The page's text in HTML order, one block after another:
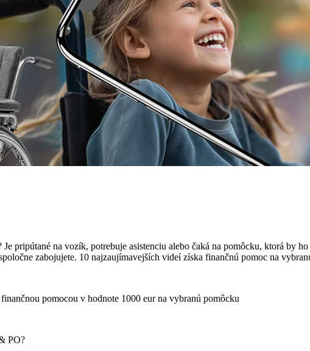
pripútané na vozík, potrebuje asistenciu alebo čaká na pomôcku, ktorá by
zabojujete. 10 najzaujímavejších videí získa finančnú pomoc na
pomocou v hodnote 1000 eur na vybranú pomôcku
PO?